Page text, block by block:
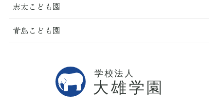
志太こども園
青島こども園